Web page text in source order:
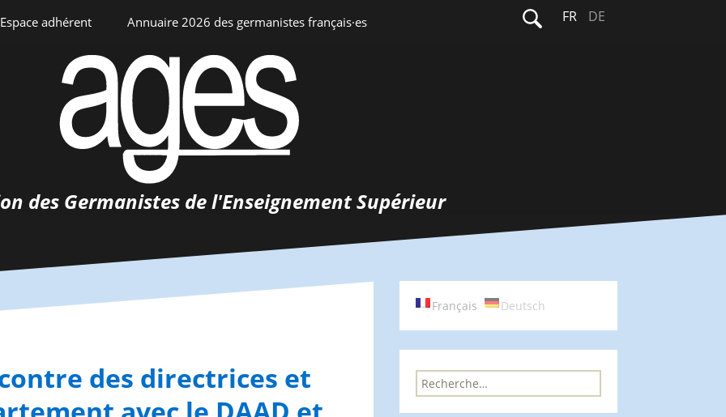
Espace adhérent
Espace personnel
Annuaire 2026 des germanistes français·es
Annuaire interne
Rechercher :
FR DE
des Germanistes de l'Enseignement Supérieur
des directrices et
Français Deutsch
R
e